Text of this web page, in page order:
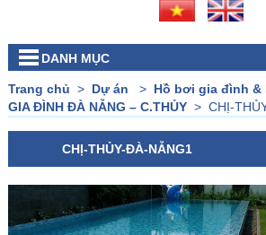
DANH MỤC
Trang chủ > Dự án > Hồ bơi gia đình &
GIA ĐÌNH ĐÀ NẴNG – C.THỦY> CHỊ-
CHỊ-THỦY-ĐÀ-NẴNG1